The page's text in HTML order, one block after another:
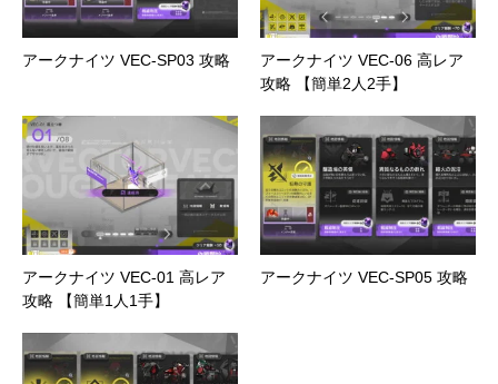
アークナイツ VEC-SP03 攻略
アークナイツ VEC-06 高レア
攻略 【簡単2人2手】
アークナイツ VEC-01 高レア
攻略 【簡単1人1手】
アークナイツ VEC-SP05 攻略